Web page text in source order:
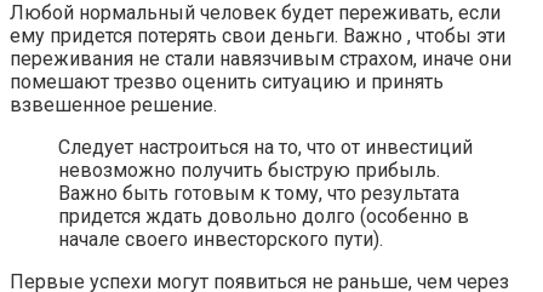
Любой нормальный человек будет переживать, если
ему придется потерять свои деньги. Важно , чтобы эти
переживания не стали навязчивым страхом, иначе они
помешают трезво оценить ситуацию и принять
взвешенное решение.
Следует настроиться на то, что от инвестиций
невозможно получить быструю прибыль.
Важно быть готовым к тому, что результата
придется ждать довольно долго (особенно в
начале своего инвесторского пути).
Первые успехи могут появиться не раньше, чем через